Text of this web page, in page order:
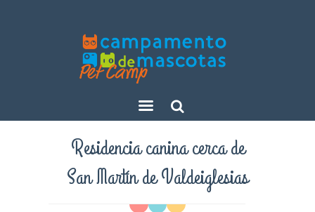
ch
Residencia canina cerca de
San Martín de Valdeiglesias